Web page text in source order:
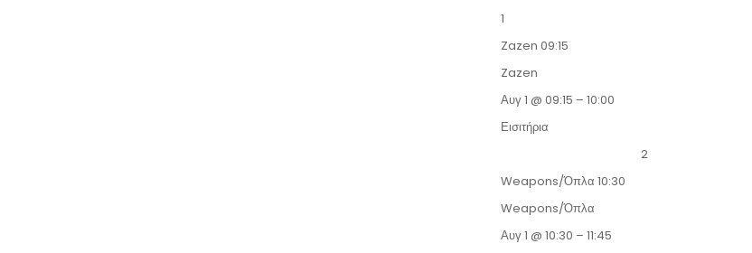
1
Zazen 09:15
Zazen
Αυγ 1 @ 09:15 – 10:00
Εισιτήρια
Weapons/Όπλα 10:30
Weapons/Όπλα
Αυγ 1 @ 10:30 – 11:45
2